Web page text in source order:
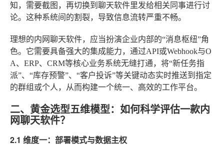
知，需要截图，再切换到聊天软件里发给相关同事进行讨
论。这种系统间的割裂，导致信息流转严重不畅。
理想的内网聊天软件，应当扮演企业内部的“消息枢纽”角
色。它需要具备强大的集成能力，通过API或Webhook与O
A、ERP、CRM等核心业务系统无缝打通，将“新任务指
派”、“库存预警”、“客户投诉”等关键动态实时推送到指定
的群组或个人，从而构建一个统一、高效的工作平台。
二、黄金选型五维模型：如何科学评估一款内
网聊天软件？
2.1 维度一：部署模式与数据主权